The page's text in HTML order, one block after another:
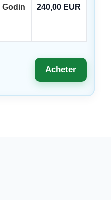
Godin 240,00 EUR
Acheter